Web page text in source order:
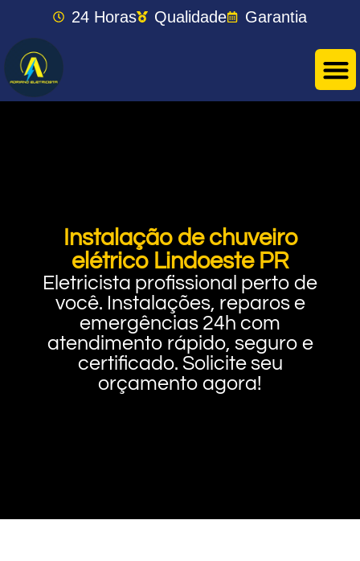
24 Horas Qualidade Garantia
Instalação de chuveiro
elétrico Lindoeste PR
Eletricista profissional perto de
você. Instalações, reparos e
emergências 24h com
atendimento rápido, seguro e
certificado. Solicite seu
orçamento agora!